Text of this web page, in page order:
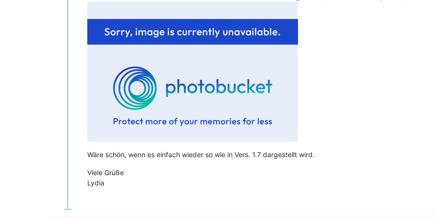
Wäre schön, wenn es einfach wieder so wie in Vers. 1.7 dargestellt wird.
Viele Grüße
Lydia